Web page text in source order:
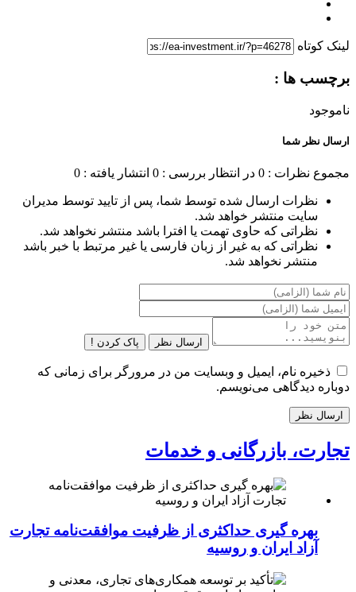
لینک کوتاه
برچسب ها :
ناموجود
ارسال نظر شما
مجموع نظرات : 0 در انتظار بررسی : 0 انتشار یافته : 0
نظرات ارسال شده توسط شما، پس از تایید توسط مدیران
سایت منتشر خواهد شد.
نظراتی که حاوی تهمت یا افترا باشد منتشر نخواهد شد.
نظراتی که به غیر از زبان فارسی یا غیر مرتبط با خبر باشد
منتشر نخواهد شد.
ارسال نظر پاک کردن !
ذخیره نام، ایمیل و وبسایت من در مرورگر برای زمانی که
دوباره دیدگاهی می‌نویسم.
تجارت، بازرگانی و خدمات
بهره گیری حداکثری از ظرفیت موافقت‌نامه تجارت
آزاد ایران و روسیه